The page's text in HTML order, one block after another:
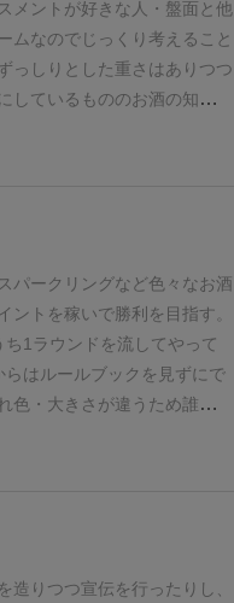
メントが好きな人
・盤面と他
ムなのでじっくり考えること
っしりとした重さはありつつ
しているもののお酒の知識は
！
が違うのでインストは少し
、サクサク進むというより
は割と自由に自分のやりた
お酒が分かれていたので、苦
アクションは基本的には置いた
少なかったり、設備拡充の費
生する駒のアクションも必ず
という手段も取れ、キャンセ
動ができないという不快感は
理が優先される社長駒もあ
あればもったいぶらずに社長
！気がする)
カードを獲得した&市場が
パークリングなど色々なお酒
ントを稼いで勝利を目指す。
1ラウンドを流してやって
はルールブックを見ずにで
色・大きさが違うため誰だっ
なら1時間半ぐらいで終わる
ってくるのは楽しいと思
ドの絵柄はかわいいがコマ
マがあるらしいから、届く
りつつ宣伝を行ったりし、